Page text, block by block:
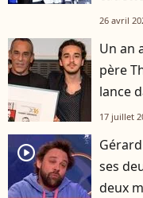
26 avril
Un an
père
lance
17 juillet
player2
ses
deux